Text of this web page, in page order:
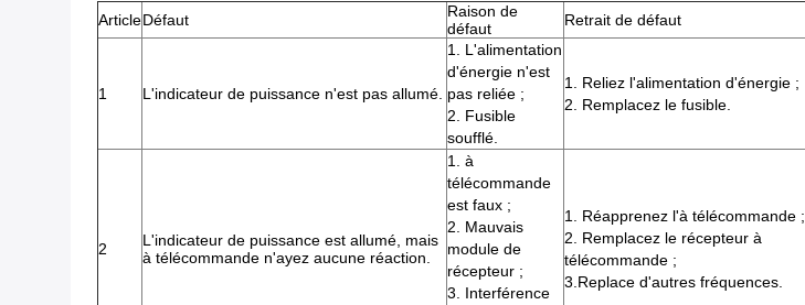
ArticleDéfaut
Raison de
défaut
Retrait de défaut
1 L'indicateur de puissance n'est pas allumé.
1. L'alimentation
d'énergie n'est
pas reliée ;
2. Fusible
soufflé.
1. Reliez l'alimentation d'énergie ;
2. Remplacez le fusible.
2
L'indicateur de puissance est allumé, mais
à télécommande n'ayez aucune réaction.
1. à
télécommande
est faux ;
2. Mauvais
module de
récepteur ;
3. Interférence
1. Réapprenez l'à télécommande ;
2. Remplacez le récepteur à
télécommande ;
3.Replace d'autres fréquences.